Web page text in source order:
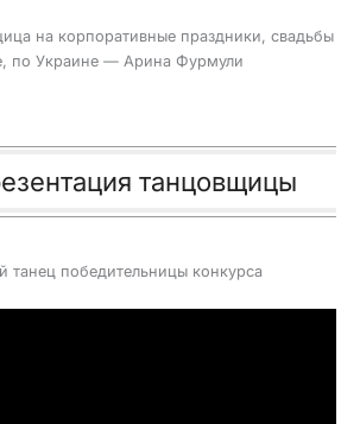
на корпоративные праздники, свадьбы
по Украине — Арина Фурмули
танцовщицы
танец победительницы конкурса